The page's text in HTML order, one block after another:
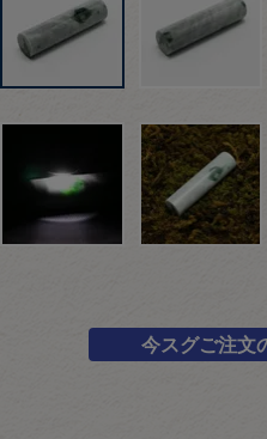
今スグご注